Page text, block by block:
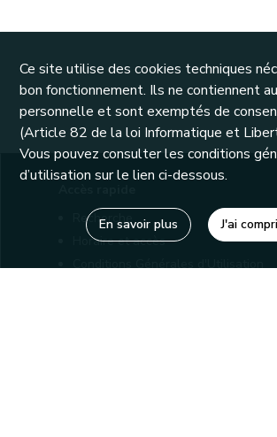
Recherche
Horaire et accès
Conditions Générales d'Utilisation
Ce site utilise des cookies techniques
bon fonctionnement. Ils ne contiennent
personnelle et sont exemptés de
(Article 82 de la loi Informatique et
Vous pouvez consulter les conditions
d’utilisation sur le lien ci-dessous.
En savoir plus J'ai